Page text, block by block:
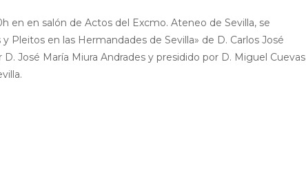
en en salón de Actos del Excmo. Ateneo de Sevilla, se
Pleitos en las Hermandades de Sevilla» de D. Carlos José
José María Miura Andrades y presidido por D. Miguel Cuevas